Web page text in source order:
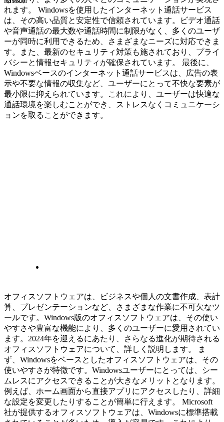
れます。 Windowsを使用したインターネット通話サービス
は、その高い品質と安定性で信頼されています。ビデオ通話
や音声通話の最大数や通話時間に制限がなく、多くのユーザ
ーが同時に利用できるため、さまざまなニーズに対応できま
す。また、最新のセキュリティ対策も施されており、プライ
バシーと情報セキュリティが確保されています。 最後に、
Windowsベースのインターネット通話サービスは、広告の表
示や不要な情報の収集など、ユーザーにとって不快な要素が
最小限に抑えられています。これにより、ユーザーは快適な
通話環境を楽しむことができ、ストレスなくコミュニケーシ
ョンを取ることができます。
オフィスソフトウェアは、ビジネスや個人の文書作成、表計
算、プレゼンテーションなど、さまざまな作業に不可欠なツ
ールです。Windows版のオフィスソフトウェアは、その使い
やすさや豊富な機能により、多くのユーザーに愛用されてい
ます。2024年を迎えるにあたり、さらなる進化が期待される
オフィスソフトウェアについて、詳しく説明します。 ま
ず、Windowsをベースとしたオフィスソフトウェアは、その
使いやすさが特徴です。Windowsユーザーにとっては、シー
ムレスにアクセスできることが大きなメリットとなります。
例えば、ホーム画面から直接アプリにアクセスしたり、詳細
な設定を変更したりすることが簡単に行えます。 Microsoft
社が提供するオフィスソフトウェアは、Windowsに標準搭載